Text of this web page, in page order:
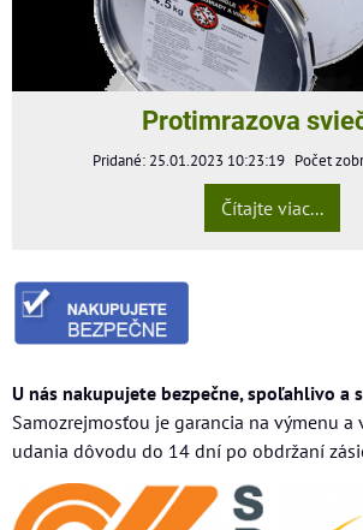
Protimrazova
Pridané: 25.01.2023 10:23:19 Počet
Čítajte viac...
U nás nakupujete bezpečne, spoľahlivo a
Samozrejmosťou je garancia na výmenu a
udania dôvodu do 14 dní po obdržaní